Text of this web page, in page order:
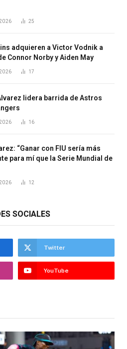
25
adquieren a Victor Vodnik a
Connor Norby y Aiden May
17
lidera barrida de Astros
16
“Ganar con FIU sería más
para mí que la Serie Mundial de
12
SOCIALES
Twitter
YouTube